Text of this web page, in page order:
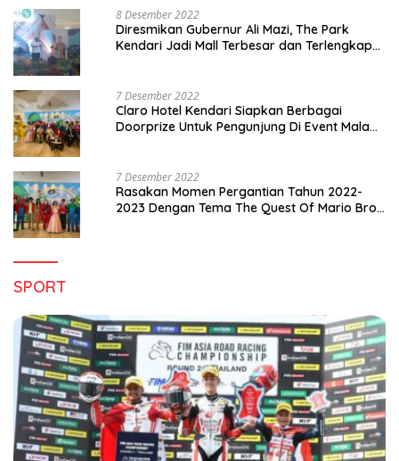
8 Desember 2022
Diresmikan Gubernur Ali Mazi, The Park
Kendari Jadi Mall Terbesar dan Terlengkap
7 Desember 2022
Claro Hotel Kendari Siapkan Berbagai
Doorprize Untuk Pengunjung Di Event Malam
7 Desember 2022
Rasakan Momen Pergantian Tahun 2022-
2023 Dengan Tema The Quest Of Mario Bros
SPORT